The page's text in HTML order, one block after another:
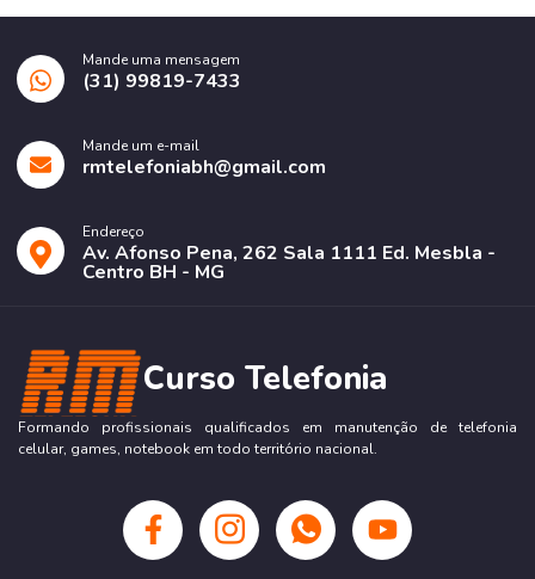
Mande uma mensagem
(31) 99819-7433
Mande um e-mail
rmtelefoniabh@gmail.com
Endereço
Av. Afonso Pena, 262 Sala 1111 Ed. Mesbla -
Centro BH - MG
Curso Telefonia
Formando profissionais qualificados em manutenção de telefonia
celular, games, notebook em todo território nacional.